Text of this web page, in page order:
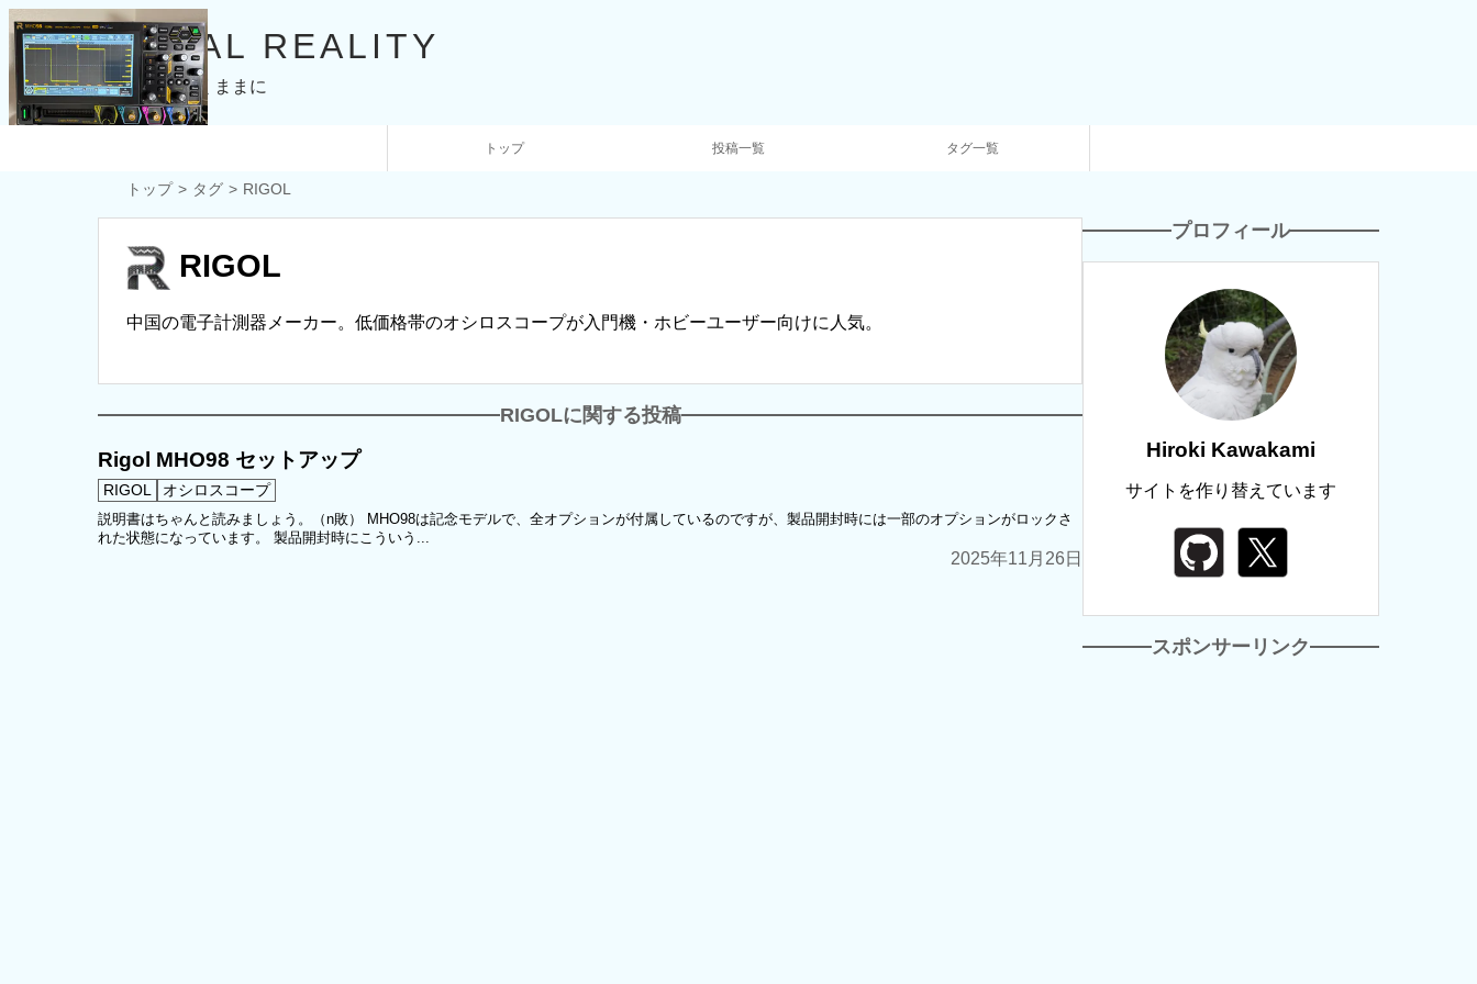
IDEAL REALITY
興味の赴くままに
トップ 投稿一覧 タグ一覧
トップ タグ RIGOL
RIGOL
中国の電子計測器メーカー。低価格帯のオシロスコープが入門機・ホビーユーザー向けに人気。
RIGOLに関する投稿
Rigol MHO98 セットアップ
RIGOL オシロスコープ
説明書はちゃんと読みましょう。（n敗） MHO98は記念モデルで、全オプションが付属しているのですが、製品開封時には一部のオプションがロックさ
れた状態になっています。 製品開封時にこういう...
2025年11月26日
プロフィール
Hiroki Kawakami
サイトを作り替えています
スポンサーリンク